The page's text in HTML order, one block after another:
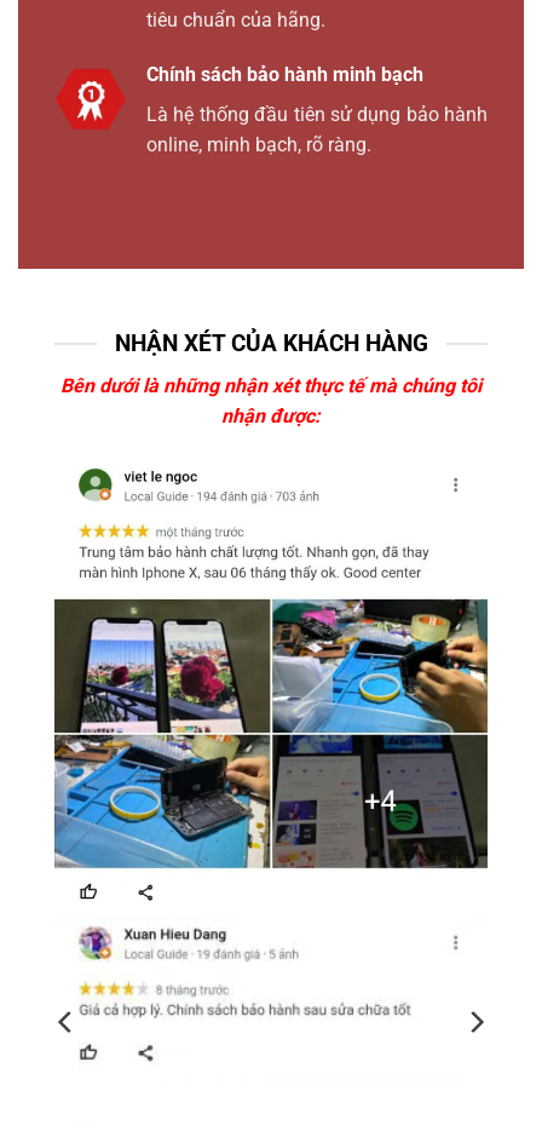
tiêu chuẩn của hãng.
Chính sách bảo hành minh bạch
Là hệ thống đầu tiên sử dụng bảo hành
online, minh bạch, rõ ràng.
NHẬN XÉT CỦA KHÁCH HÀNG
Bên dưới là những nhận xét thực tế mà chúng tôi
nhận được: